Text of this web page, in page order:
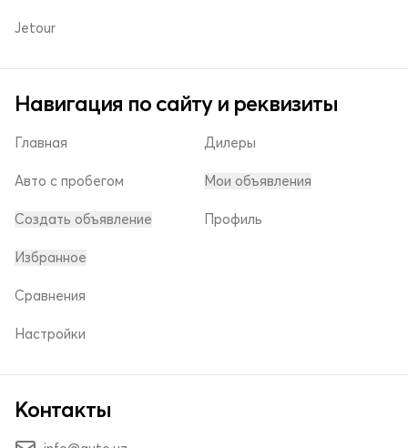
Jetour
Навигация по сайту и реквизиты
Главная
Авто с пробегом
Создать объявление
Дилеры
Мои объявления
Профиль
Избранное
Сравнения
Настройки
Контакты